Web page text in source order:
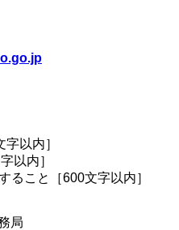
以内］
以内］
こと［600文字以内］
局